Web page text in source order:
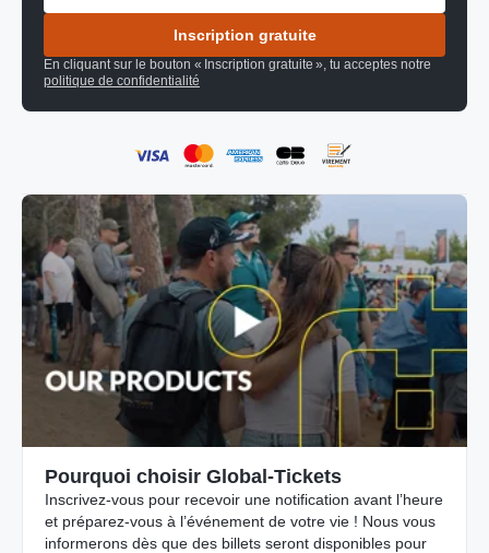
Inscription gratuite
En cliquant sur le bouton « Inscription gratuite », tu acceptes notre
politique de confidentialité
Pourquoi choisir Global-Tickets
Inscrivez-vous pour recevoir une notification avant l’heure
et préparez-vous à l’événement de votre vie ! Nous vous
informerons dès que des billets seront disponibles pour